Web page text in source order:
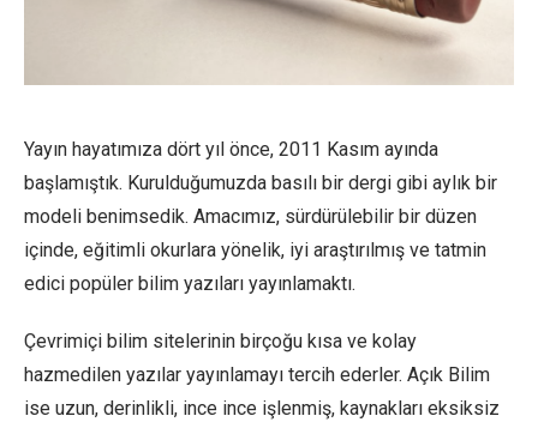
Yayın hayatımıza dört yıl önce, 2011 Kasım ayında
başlamıştık. Kurulduğumuzda basılı bir dergi gibi aylık bir
modeli benimsedik. Amacımız, sürdürülebilir bir düzen
içinde, eğitimli okurlara yönelik, iyi araştırılmış ve tatmin
edici popüler bilim yazıları yayınlamaktı.
Çevrimiçi bilim sitelerinin birçoğu kısa ve kolay
hazmedilen yazılar yayınlamayı tercih ederler. Açık Bilim
ise uzun, derinlikli, ince ince işlenmiş, kaynakları eksiksiz